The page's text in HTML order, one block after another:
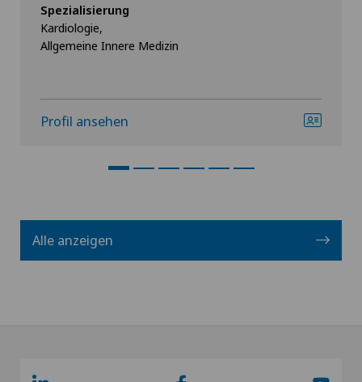
Spezialisierung
Kardiologie,
Allgemeine Innere Medizin
Profil ansehen
Alle anzeigen